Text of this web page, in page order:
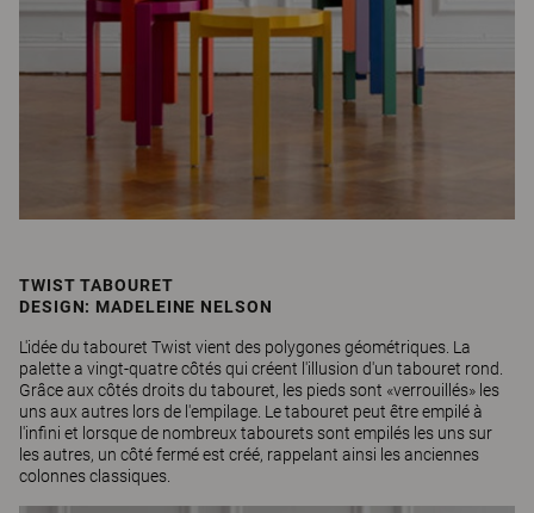
TWIST TABOURET
DESIGN: MADELEINE NELSON
L'idée du tabouret Twist vient des polygones géométriques. La
palette a vingt-quatre côtés qui créent l'illusion d'un tabouret rond.
Grâce aux côtés droits du tabouret, les pieds sont «verrouillés» les
uns aux autres lors de l'empilage. Le tabouret peut être empilé à
l'infini et lorsque de nombreux tabourets sont empilés les uns sur
les autres, un côté fermé est créé, rappelant ainsi les anciennes
colonnes classiques.